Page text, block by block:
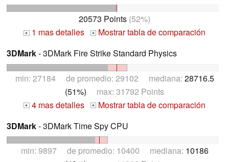
20573 Points (52%)
+ 1 mas detalles +
Mostrar tabla de comparación
3DMark- 3DMark Fire Strike Standard Physics
min: 27184 de promedio: 29102 mediana: 28716.5
(51%) max: 31792 Points
+ 4 mas detalles +
Mostrar tabla de comparación
3DMark- 3DMark Time Spy CPU
min: 9897 de promedio: 10400 mediana: 10186